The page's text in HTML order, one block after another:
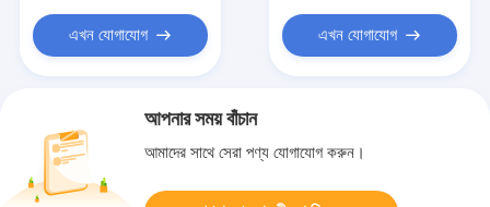
এখন যোগাযোগ এখন যোগাযোগ
আপনার সময় বাঁচান
আমাদের সাথে সেরা পণ্য যোগাযোগ করুন।